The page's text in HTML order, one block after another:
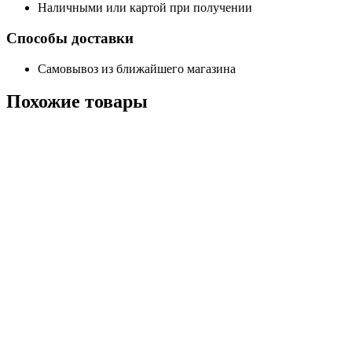
Наличными или картой при получении
Способы доставки
Самовывоз из ближайшего магазина
Похожие товары